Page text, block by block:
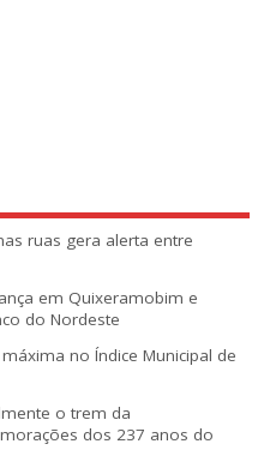
ruas gera alerta entre
em Quixeramobim e
do Nordeste
no Índice Municipal de
o trem da
dos 237 anos do